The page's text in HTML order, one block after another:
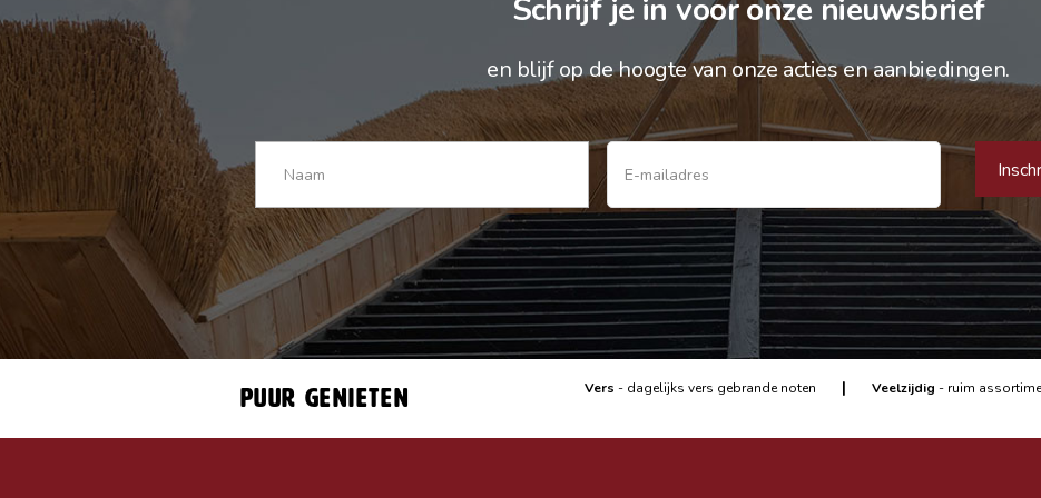
Schrijf je in voor onze nieuwsbrief
en blijf op de hoogte van onze acties en aanbiedingen.
Puur genieten Vers - dagelijks vers gebrande noten | Veelzijdig - ruim